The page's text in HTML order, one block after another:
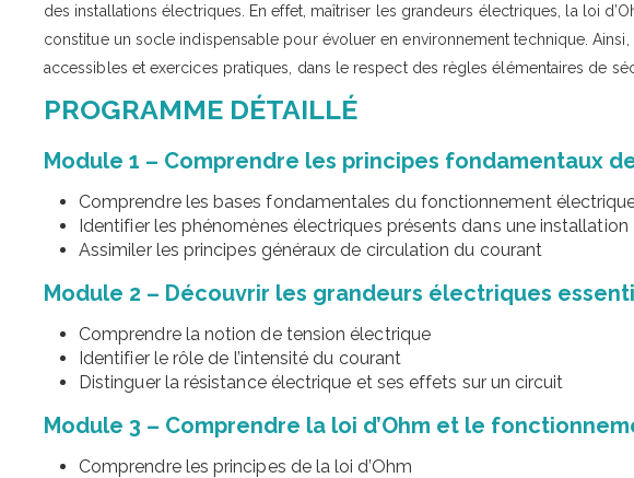
des installations électriques. En effet, maîtriser les grandeurs électriques, la loi
constitue un socle indispensable pour évoluer en environnement technique.
accessibles et exercices pratiques, dans le respect des règles élémentaires de
PROGRAMME DÉTAILLÉ
Module 1 – Comprendre les principes fondamentaux
Comprendre les bases fondamentales du fonctionnement
Identifier les phénomènes électriques présents dans une installation
Assimiler les principes généraux de circulation du courant
Module 2 – Découvrir les grandeurs électriques
Comprendre la notion de tension électrique
Identifier le rôle de l’intensité du courant
Distinguer la résistance électrique et ses effets sur un circuit
Module 3 – Comprendre la loi d’Ohm et le
Comprendre les principes de la loi d’Ohm